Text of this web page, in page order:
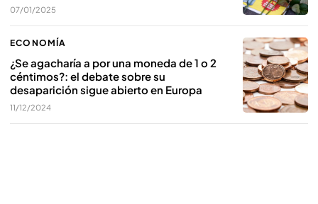
07/01/2025
ECONOMÍA
¿Se agacharía a por una moneda de 1 o 2
céntimos?: el debate sobre su
desaparición sigue abierto en Europa
11/12/2024